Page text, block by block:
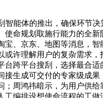
能体的推出，确保环节决
使命规划取施行能力的全
宝、京东、地图等消息，智
或许理解用户的复杂需求，
台跨平台搜刮，选择最合适
接生成可交付的专家级成果
；周鸿祎暗示，为用户供给
工编排设想使命流程的工做